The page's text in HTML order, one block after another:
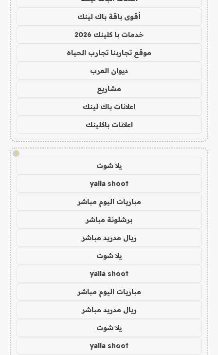
أقوى باقة باك لينك
خدمات با كلينك 2026
موقع تجاربنا تجارب الحياه
ديوان العرب
مشاريع
اعلانات باك لينك
اعلانات باكلينك
!
يلا شوت
yalla shoot
مباريات اليوم مباشر
برشلونة مباشر
ريال مدريد مباشر
يلا شوت
yalla shoot
مباريات اليوم مباشر
ريال مدريد مباشر
يلا شوت
yalla shoot